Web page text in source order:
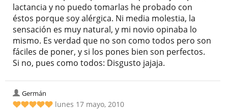
lactancia y no puedo tomarlas he probado con
éstos porque soy alérgica. Ni media molestia, la
sensación es muy natural, y mi novio opinaba lo
mismo. Es verdad que no son como todos pero son
fáciles de poner, y si los pones bien son perfectos.
Si no, pues como todos: Disgusto jajaja.
Germán
lunes 17 mayo, 2010